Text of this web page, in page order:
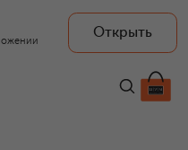
Открыть
9 950 ₽